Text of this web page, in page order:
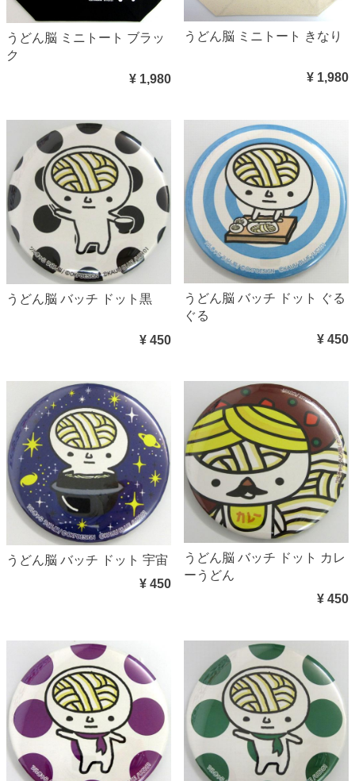
うどん脳 ミニトート ブラッ
ク
¥ 1,980
うどん脳 ミニトート きなり
¥ 1,980
うどん脳 バッチ ドット黒
¥ 450
うどん脳 バッチ ドット ぐる
ぐる
¥ 450
うどん脳 バッチ ドット 宇宙
¥ 450
うどん脳 バッチ ドット カレ
ーうどん
¥ 450